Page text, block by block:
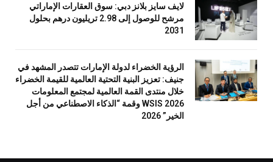
لايف سايز بلانز دبي: سوق العقارات الإماراتي
مرشح للوصول إلى 2.98 تريليون درهم بحلول
2031
الرؤية الخضراء لدولة الإمارات تتصدر المشهد في
جنيف: تعزيز البنية التحتية العالمية للقيمة الخضراء
خلال منتدى القمة العالمية لمجتمع المعلومات
WSIS 2026 وقمة “الذكاء الاصطناعي من أجل
الخير” 2026